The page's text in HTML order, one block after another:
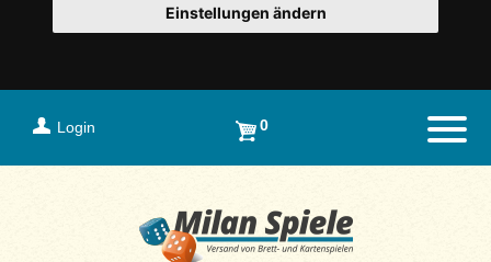
Einstellungen ändern
Login 0